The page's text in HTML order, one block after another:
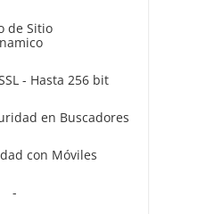
de Sitio
- Hasta 256 bit
en Buscadores
con Móviles
-